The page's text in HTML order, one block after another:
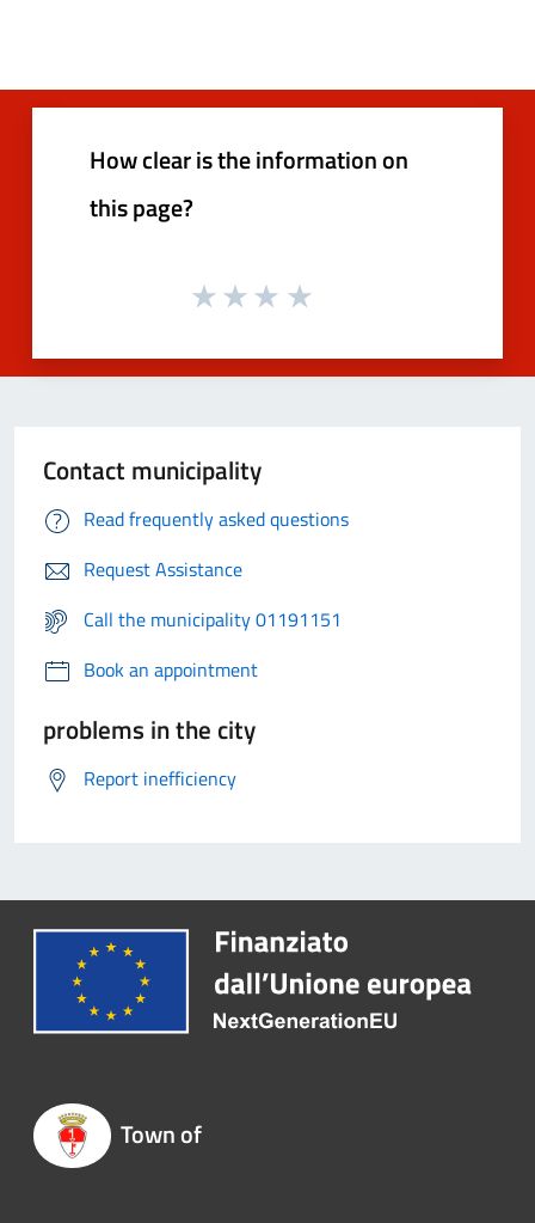
How clear is the information on
this page?
Contact municipality
Read frequently asked questions
Request Assistance
Call the municipality 01191151
Book an appointment
problems in the city
Report inefficiency
Town of